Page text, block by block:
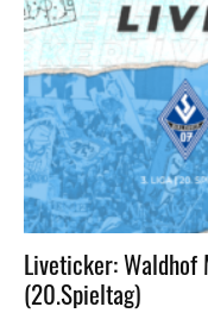
Liveticker: Waldhof
(20.Spieltag)